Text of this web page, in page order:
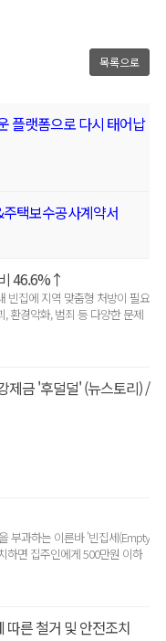
목록으로
플랫폼으로 다시 태어납
택보수공사계약서
46.6%↑
빈집에 지역 맞춤형 처방이 필요
환경악화, 범죄 등 다양한 문제
제금 '후덜덜' (뉴스토리) /
부과하는 이른바 '빈집세(Empty
하면 집주인에게 500만원 이하
따른 철거 및 안전조치